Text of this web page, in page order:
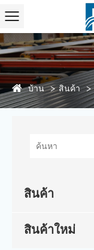
บ้าน สินค้า
สินค้า
สินค้าใหม่